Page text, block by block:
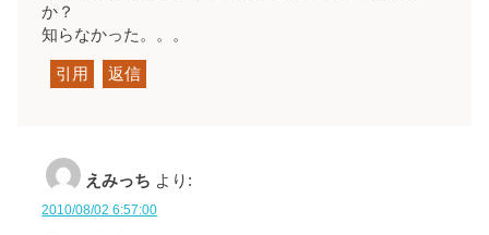
か？
知らなかった。。。
引用 返信
えみっち より:
2010/08/02 6:57:00